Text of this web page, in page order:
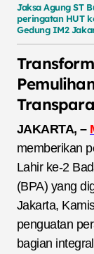
Jaksa Agung ST
peringatan HUT
Gedung IM2
JAKARTA, –
memberikan
Lahir ke-2
(BPA) yang
Jakarta,
penguatan
bagian